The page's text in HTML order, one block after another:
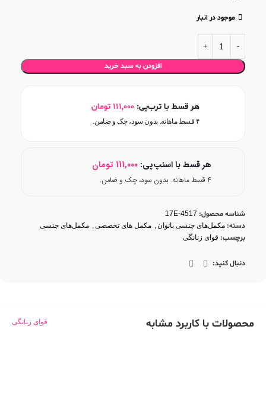
موجود در انبار
افزودن به سبد خرید
هر قسط با ترب‌پی: 111,000 تومان
۴ قسط ماهانه. بدون سود، چک و ضامن.
هر قسط با اسنپ‌پی: 111,000 تومان
۴ قسط ماهانه. بدون سود، چک و ضامن.
شناسه محصول: 17E-4517
دسته: مکمل‌های جنسی بانوان, مکمل های تخصصی, مکمل‌های جنسی
برچسب: قوای زنانگی
دنبال کنید:
محصولات با کاربرد مشابه قوای زنانگی